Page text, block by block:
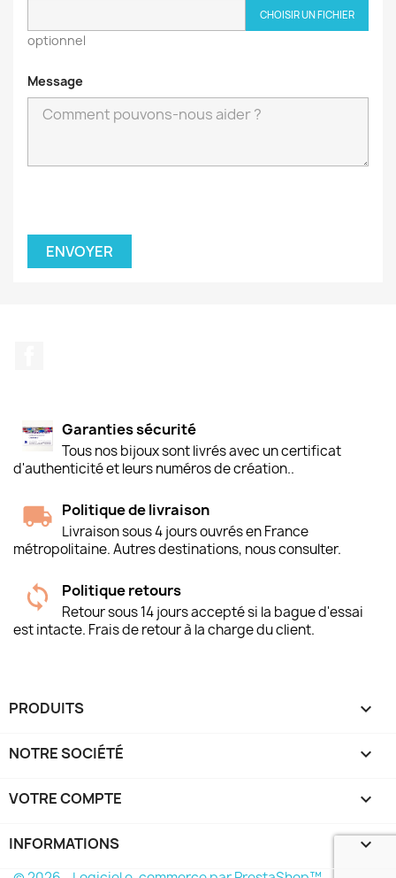
CHOISIR UN FICHIER
optionnel
Message
Garanties sécurité
Tous nos bijoux sont livrés avec un certificat
d'authenticité et leurs numéros de création..
Politique de livraison
Livraison sous 4 jours ouvrés en France
métropolitaine. Autres destinations, nous consulter.
Politique retours
Retour sous 14 jours accepté si la bague d'essai
est intacte. Frais de retour à la charge du client.
PRODUITS 
NOTRE SOCIÉTÉ 
VOTRE COMPTE 
INFORMATIONS keyboard_arrow_down